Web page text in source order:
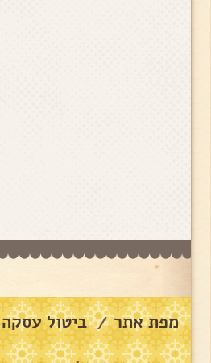
מפת אתר / ביטול עסקה